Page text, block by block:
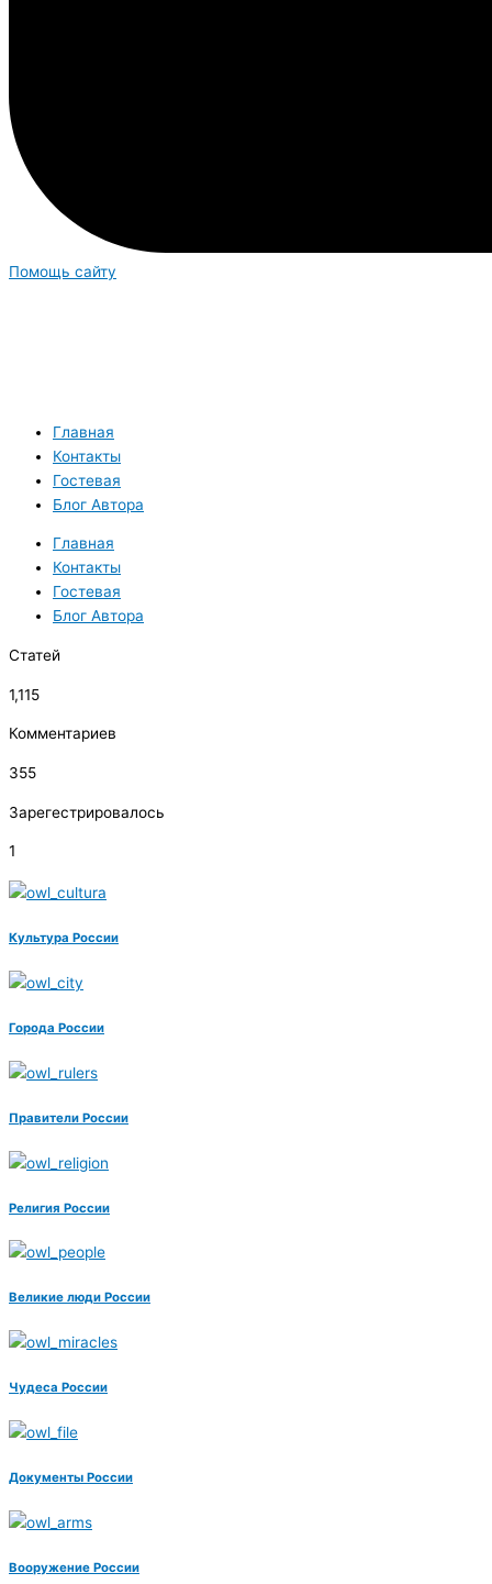
Помощь сайту
Главная
Контакты
Гостевая
Блог Автора
Главная
Контакты
Гостевая
Блог Автора
Статей
1,115
Комментариев
355
Зарегестрировалось
1
Культура России
Города России
Правители России
Религия России
Великие люди России
Чудеса России
Документы России
Вооружение России